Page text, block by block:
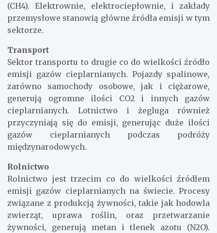
(CH4). Elektrownie, elektrociepłownie, i zakłady
przemysłowe stanowią główne źródła emisji w tym
sektorze.
Transport
Sektor transportu to drugie co do wielkości źródło
emisji gazów cieplarnianych. Pojazdy spalinowe,
zarówno samochody osobowe, jak i ciężarowe,
generują ogromne ilości CO2 i innych gazów
cieplarnianych. Lotnictwo i żegluga również
przyczyniają się do emisji, generując duże ilości
gazów cieplarnianych podczas podróży
międzynarodowych.
Rolnictwo
Rolnictwo jest trzecim co do wielkości źródłem
emisji gazów cieplarnianych na świecie. Procesy
związane z produkcją żywności, takie jak hodowla
zwierząt, uprawa roślin, oraz przetwarzanie
żywności, generują metan i tlenek azotu (N2O).